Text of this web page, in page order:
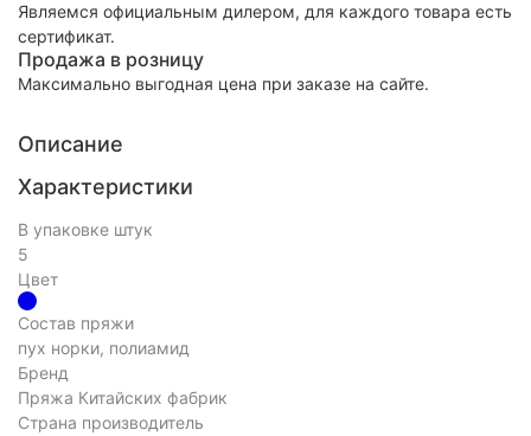
Являемся официальным дилером, для каждого товара есть
сертификат.
Продажа в розницу
Максимально выгодная цена при заказе на сайте.
Описание
Характеристики
В упаковке штук
5
Цвет
Состав пряжи
пух норки, полиамид
Бренд
Пряжа Китайских фабрик
Страна производитель